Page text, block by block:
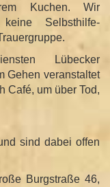
Kuchen. Wir
Selbsthilfe-
Lübecker
Gehen veranstaltet
Café, um über Tod,
sind dabei offen
Burgstraße 46,